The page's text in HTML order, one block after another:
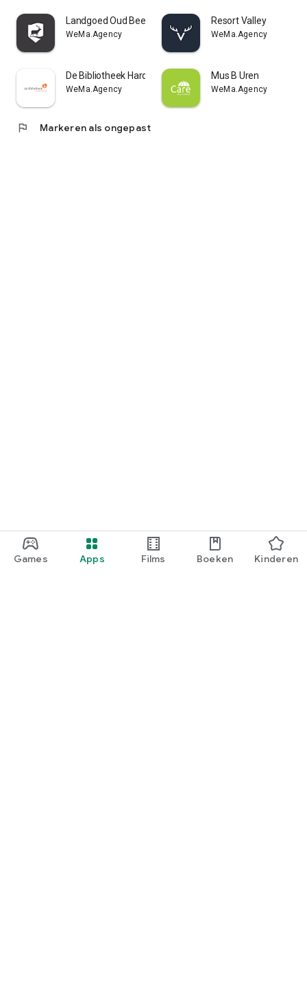
Games Apps Films Boeken Kinderen
Landgoed Oud Beekdal
WeMa.Agency
Resort Valley
WeMa.Agency
De Bibliotheek Hardenberg
WeMa.Agency
Mus B Uren
WeMa.Agency
flag Markeren als ongepast